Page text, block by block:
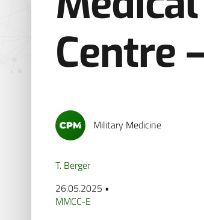
Centre
Military Medicine
T. Berger
26.05.2025 •
MMCC-E